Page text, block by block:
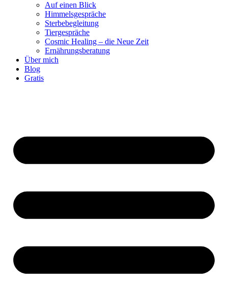
Auf einen Blick
Himmelsgespräche
Sterbebegleitung
Tiergespräche
Cosmic Healing – die Neue Zeit
Ernährungsberatung
Über mich
Blog
Gratis